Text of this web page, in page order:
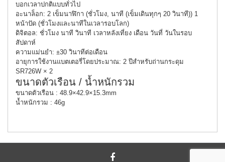
บอกเวลาปกติแบบทั่วไป
อะนาล็อก: 2 เข็มนาฬิกา (ชั่วโมง, นาที (เข็มเดินทุกๆ 20 วินาที)) 1
หน้าปัด (ชั่วโมงและนาทีในเวลารอบโลก)
ดิจิตอล: ชั่วโมง นาที วินาที เวลาหลังเที่ยง เดือน วันที่ วันในรอบ
สัปดาห์
ความแม่นยำ: ±30 วินาทีต่อเดือน
อายุการใช้งานแบตเตอรี่โดยประมาณ: 2 ปีสำหรับถ่านกระดุม
SR726W × 2
ขนาดตัวเรือน / น้ำหนักรวม
ขนาดตัวเรือน : 48.9×42.9×15.3mm
น้ำหนักรวม : 46g